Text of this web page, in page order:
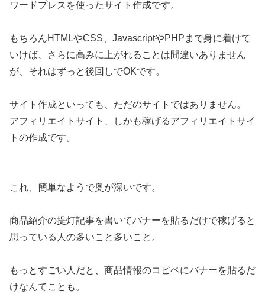
ワードプレスを使ったサイト作成です。
もちろんHTMLやCSS、JavascriptやPHPまで身に着けて
いけば、さらに高みに上がれることは間違いありません
が、それはずっと後回しでOKです。
サイト作成といっても、ただのサイトではありません。
アフィリエイトサイト、しかも稼げるアフィリエイトサイ
トの作成です。
これ、簡単なようで奥が深いです。
商品紹介の提灯記事を書いてバナーを貼るだけで稼げると
思っている人の多いこと多いこと。
もっとすごい人だと、商品情報のコピペにバナーを貼るだ
けなんてことも。